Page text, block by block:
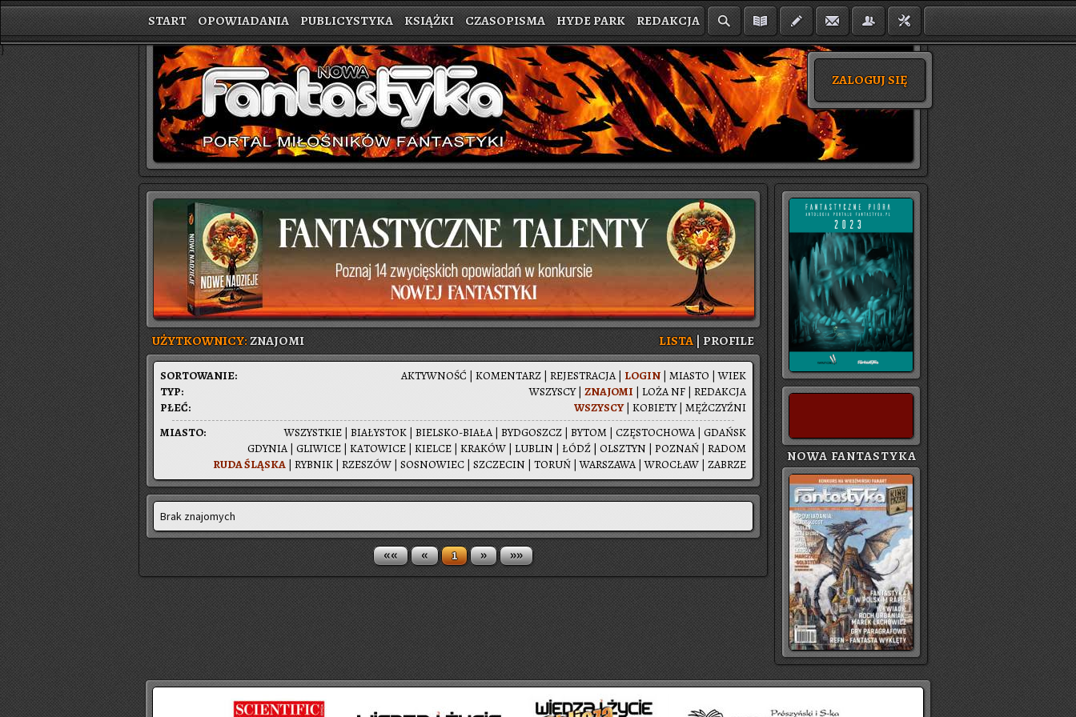
START OPOWIADANIA PUBLICYSTYKA KSIĄŻKI CZASOPISMA HYDE PARK REDAKCJA
ZALOGUJ SIĘ
}
UŻYTKOWNICY:ZNAJOMI LISTA|PRO­FI­LE
AK­TYW­NOŚĆ | KO­MEN­TARZ | RE­JE­STRA­CJA| LOGIN | MIA­STO |WIEK
WSZY­SCY| ZNA­JO­MI | LOŻA NF | RE­DAK­CJA
WSZY­SCY| KO­BIE­TY| MĘŻ­CZYŹ­NI
SOR­TO­WA­NIE:
TYP:
PŁEĆ:
WSZYST­KIE | BIA­ŁY­STOK | BIEL­SKO-BIA­ŁA| BYD­GOSZCZ | BYTOM | CZĘ­STO­CHO­WA| GDAŃSK
GDY­NIA| GLI­WI­CE | KA­TO­WI­CE | KIEL­CE | KRA­KÓW | LU­BLIN | ŁÓDŹ | OLSZ­TYN | PO­ZNAŃ | RADOM
RUDA ŚLĄ­SKA | RYB­NIK | RZE­SZÓW | SO­SNO­WIEC | SZCZE­CIN | TORUŃ |WAR­SZA­WA|WRO­CŁAW | ZA­BRZE
MIA­STO:
Brak znajomych
«« « 1 » »»
NOWA FANTASTYKA